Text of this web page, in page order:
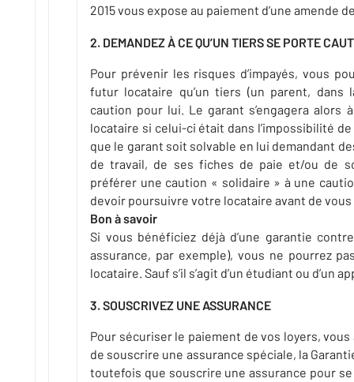
2015 vous expose au paiement d’une amende
2. DEMANDEZ À CE QU’UN TIERS SE PORTE
Pour prévenir les risques d’impayés, vous
futur locataire qu’un tiers (un parent, dans
caution pour lui. Le garant s’engagera alors
locataire si celui-ci était dans l’impossibilité
que le garant soit solvable en lui demandant
de travail, de ses fiches de paie et/ou de
préférer une caution « solidaire » à une
devoir poursuivre votre locataire avant de
Bon à savoir
Si vous bénéficiez déjà d’une garantie
assurance, par exemple), vous ne pourrez
locataire. Sauf s’il s’agit d’un étudiant ou d’un
3. SOUSCRIVEZ UNE ASSURANCE
Pour sécuriser le paiement de vos loyers,
de souscrire une assurance spéciale, la
toutefois que souscrire une assurance pour